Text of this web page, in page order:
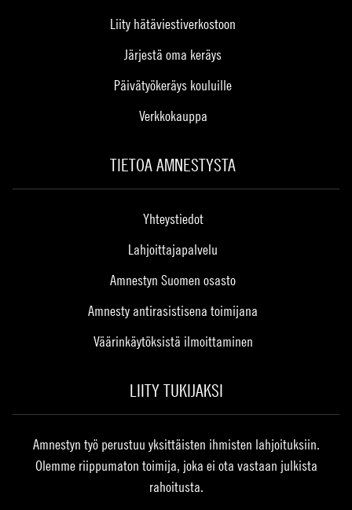
Liity hätäviestiverkostoon
Järjestä oma keräys
Päivätyökeräys kouluille
Verkkokauppa
TIETOA AMNESTYSTA
Yhteystiedot
Lahjoittajapalvelu
Amnestyn Suomen osasto
Amnesty antirasistisena toimijana
Väärinkäytöksistä ilmoittaminen
LIITY TUKIJAKSI
Amnestyn työ perustuu yksittäisten ihmisten lahjoituksiin.
Olemme riippumaton toimija, joka ei ota vastaan julkista
rahoitusta.